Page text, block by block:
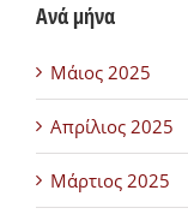
Ανά μήνα
Μάιος 2025
Απρίλιος 2025
Μάρτιος 2025